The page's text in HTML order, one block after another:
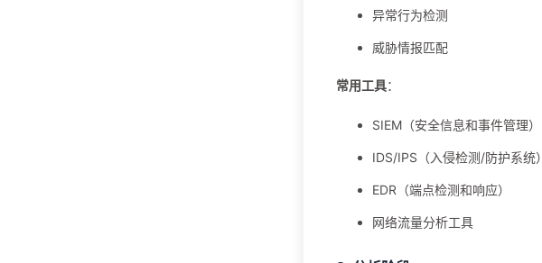
异常行为检测
威胁情报匹配
常用工具：
SIEM（安全信息和事件管理）
IDS/IPS（入侵检测/防护系统）
EDR（端点检测和响应）
网络流量分析工具